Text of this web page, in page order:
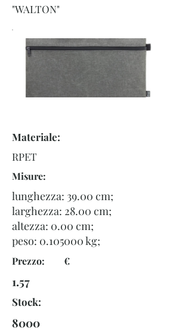
"WALTON"
Materiale:
RPET
Misure:
lunghezza: 39.00 cm;
larghezza: 28.00 cm;
altezza: 0.00 cm;
peso: 0.105000kg;
Prezzo: €
1.57
Stock:
8000